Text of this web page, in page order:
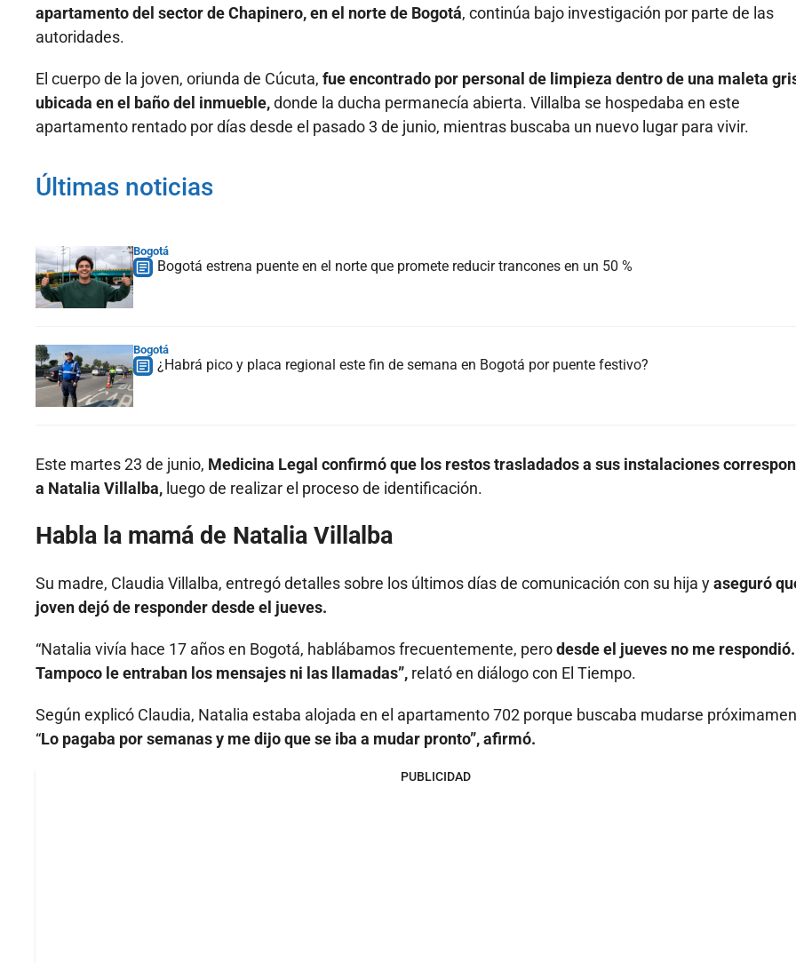
apartamento del sector de Chapinero, en el norte de Bogotá, continúa bajo investigación por parte de las
autoridades.
El cuerpo de la joven, oriunda de Cúcuta, fue encontrado por personal de limpieza dentro de una maleta
ubicada en el baño del inmueble,donde la ducha permanecía abierta. Villalba se hospedaba en este
apartamento rentado por días desde el pasado 3 de junio, mientras buscaba un nuevo lugar para vivir.
Últimas noticias
Bogotá
Bogotá estrena puente en el norte que promete reducir trancones en un 50 %
Bogotá
¿Habrá pico y placa regional este fin de semana en Bogotá por puente festivo?
Este martes 23 de junio, Medicina Legal confirmó que los restos trasladados a sus instalaciones
a Natalia Villalba, luego de realizar el proceso de identificación.
Habla la mamá de Natalia Villalba
Su madre, Claudia Villalba, entregó detalles sobre los últimos días de comunicación con su hija yaseguró
joven dejó de responder desde el jueves.
“Natalia vivía hace 17 años en Bogotá, hablábamos frecuentemente, perodesde el jueves no me respondió.
Tampoco le entraban los mensajes ni las llamadas”, relató en diálogo con El Tiempo.
Según explicó Claudia, Natalia estaba alojada en el apartamento 702 porque buscaba mudarse
“Lo pagaba por semanas y me dijo que se iba a mudar pronto”, afirmó.
PUBLICIDAD